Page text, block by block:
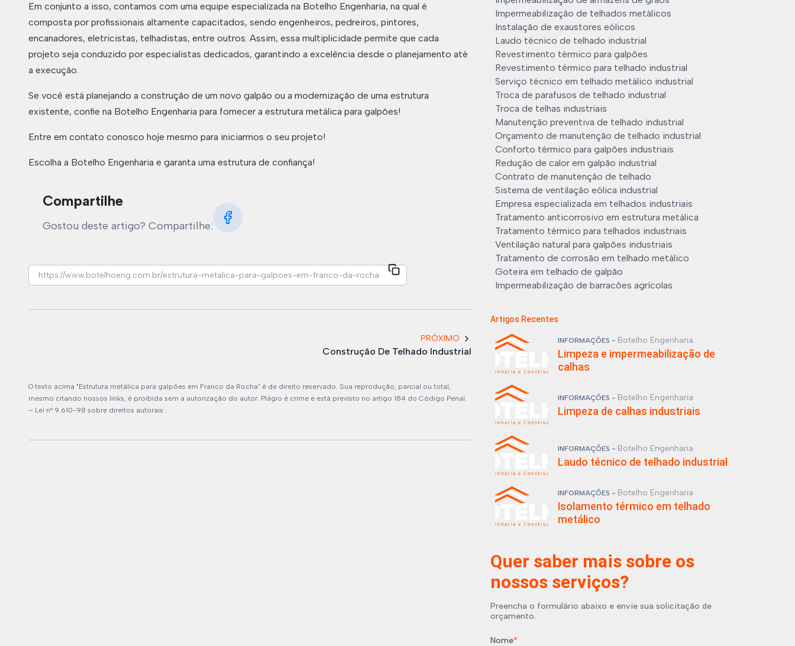
Em conjunto a isso, contamos com uma equipe especializada na Botelho Engenharia, na qual é
composta por profissionais altamente capacitados, sendo engenheiros, pedreiros, pintores,
encanadores, eletricistas, telhadistas, entre outros. Assim, essa multiplicidade permite que cada
projeto seja conduzido por especialistas dedicados, garantindo a excelência desde o planejamento até
a execução.
Se você está planejando a construção de um novo galpão ou a modernização de uma estrutura
existente, confie na Botelho Engenharia para fornecer a estrutura metálica para galpões!
Entre em contato conosco hoje mesmo para iniciarmos o seu projeto!
Escolha a Botelho Engenharia e garanta uma estrutura de confiança!
Compartilhe
Gostou deste artigo? Compartilhe:
PRÓXIMO
Construção De Telhado Industrial
O texto acima "Estrutura metálica para galpões em Franco da Rocha" é de direito reservado. Sua reprodução, parcial ou total,
mesmo citando nossos links, é proibida sem a autorização do autor. Plágio é crime e está previsto no artigo 184 do Código Penal.
– Lei n° 9.610-98 sobre direitos autorais .
Impermeabilização de telhados metálicos
Instalação de exaustores eólicos
Laudo técnico de telhado industrial
Revestimento térmico para galpões
Revestimento térmico para telhado industrial
Serviço técnico em telhado metálico industrial
Troca de parafusos de telhado industrial
Troca de telhas industriais
Manutenção preventiva de telhado industrial
Orçamento de manutenção de telhado industrial
Conforto térmico para galpões industriais
Redução de calor em galpão industrial
Contrato de manutenção de telhado
Sistema de ventilação eólica industrial
Empresa especializada em telhados industriais
Tratamento anticorrosivo em estrutura metálica
Tratamento térmico para telhados industriais
Ventilação natural para galpões industriais
Tratamento de corrosão em telhado metálico
Goteira em telhado de galpão
Impermeabilização de barracões agrícolas
Instalação de exaustor eólico para galpão
Isolamento térmico em telhado metálico
Limpeza de calhas industriais
Limpeza e impermeabilização de calhas
Artigos Recentes
INFORMAÇÕES - Botelho Engenharia
Limpeza e impermeabilização de
calhas
INFORMAÇÕES - Botelho Engenharia
Limpeza de calhas industriais
INFORMAÇÕES - Botelho Engenharia
Laudo técnico de telhado industrial
INFORMAÇÕES - Botelho Engenharia
Isolamento térmico em telhado
metálico
Quer saber mais sobre os
nossos serviços?
Preencha o formulário abaixo e envie sua solicitação de
orçamento.
Nome*